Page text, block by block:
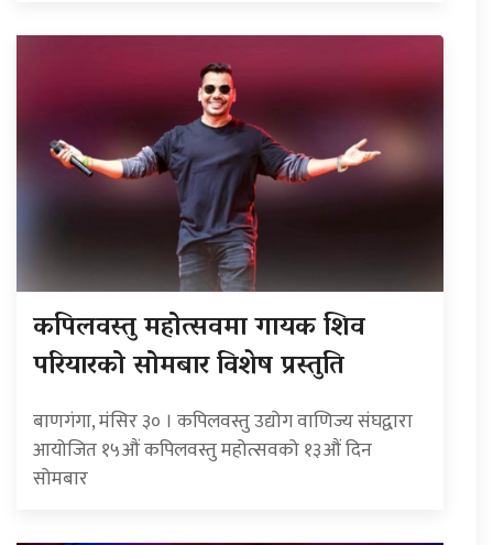
कपिलवस्तु महोत्सवमा गायक शिव
परियारको सोमबार विशेष प्रस्तुति
बाणगंगा, मंसिर ३० । कपिलवस्तु उद्योग वाणिज्य संघद्वारा
आयोजित १५औं कपिलवस्तु महोत्सवको १३औं दिन
सोमबार